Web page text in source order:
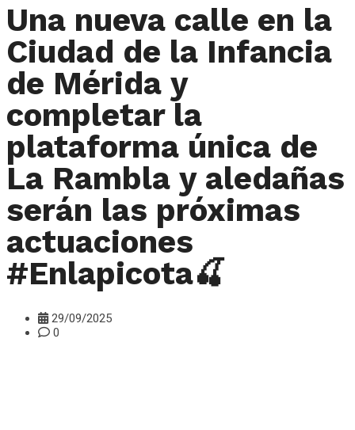
Una nueva calle en la
Ciudad de la Infancia
de Mérida y
completar la
plataforma única de
La Rambla y aledañas
serán las próximas
actuaciones
#Enlapicota🍒
29/09/2025
0